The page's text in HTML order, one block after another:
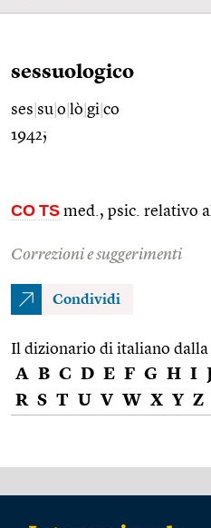
sessuologico
ses su o lò gi co
1942;
CO TS med., psic. relativo
Correzioni e suggerimenti
Condividi
Il dizionario di italiano dalla
A B C D E F G H I
R S T U V W X Y Z